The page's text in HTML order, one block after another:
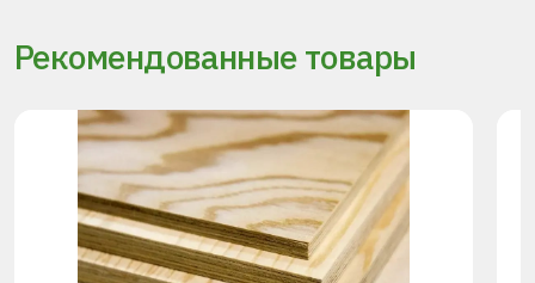
Рекомендованные товары